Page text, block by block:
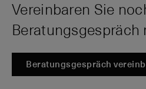
Vereinbaren Sie
Beratungsgespräch
Beratungsgespräch